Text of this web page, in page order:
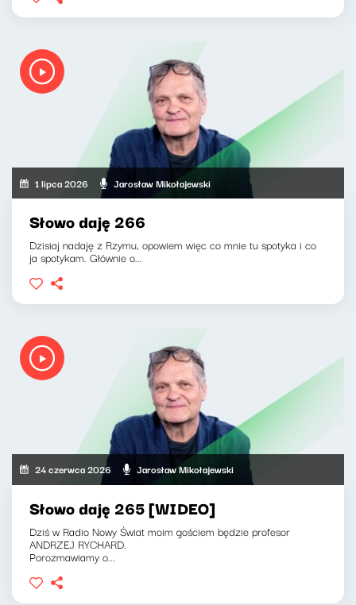
1 lipca 2026 Jarosław Mikołajewski
Słowo daję 266
Dzisiaj nadaję z Rzymu, opowiem więc co mnie tu spotyka i co
ja spotykam. Głównie o...
24 czerwca 2026 Jarosław Mikołajewski
Słowo daję 265 [WIDEO]
Dziś w Radio Nowy Świat moim gościem będzie profesor
ANDRZEJ RYCHARD.
Porozmawiamy o...